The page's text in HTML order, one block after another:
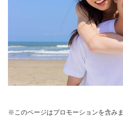
※このページはプロモーションを含み